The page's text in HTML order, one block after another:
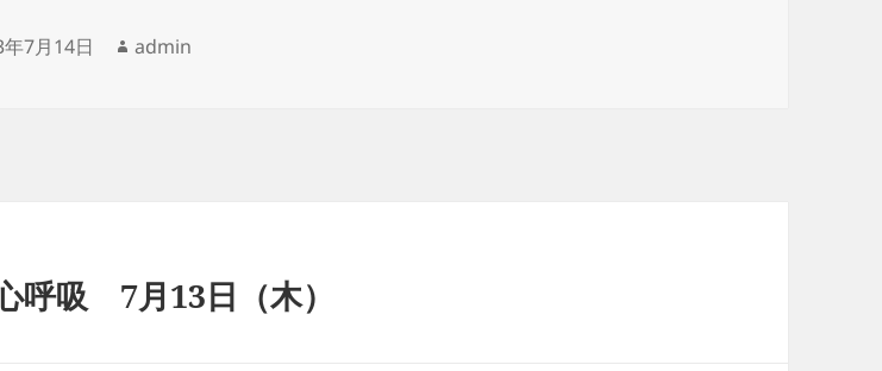
7月14日
作
admin
呼吸 7月13日（木）